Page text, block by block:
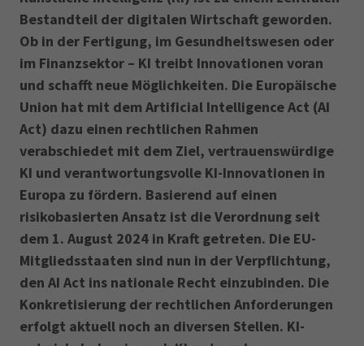
Bestandteil der digitalen Wirtschaft geworden.
Ob in der Fertigung, im Gesundheitswesen oder
im Finanzsektor – KI treibt Innovationen voran
und schafft neue Möglichkeiten. Die Europäische
Union hat mit dem Artificial Intelligence Act (AI
Act) dazu einen rechtlichen Rahmen
verabschiedet mit dem Ziel, vertrauenswürdige
KI und verantwortungsvolle KI-Innovationen in
Europa zu fördern. Basierend auf einen
risikobasierten Ansatz ist die Verordnung seit
dem 1. August 2024 in Kraft getreten. Die EU-
Mitgliedsstaaten sind nun in der Verpflichtung,
den AI Act ins nationale Recht einzubinden. Die
Konkretisierung der rechtlichen Anforderungen
erfolgt aktuell noch an diversen Stellen. KI-